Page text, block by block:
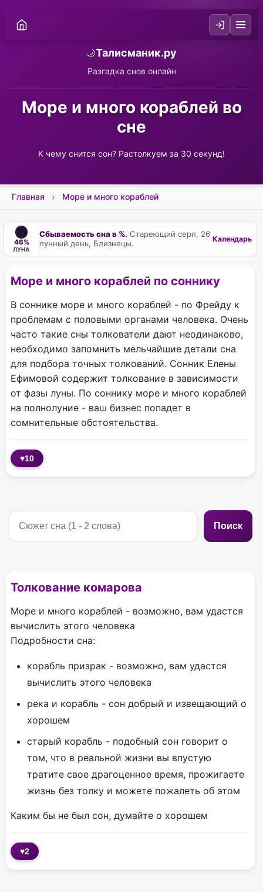
🌙Талисманик.ру
Разгадка снов онлайн
Море и много кораблей во
сне
К чему снится сон? Растолкуем за 30 секунд!
Главная Море и много кораблей
46%
ЛУНА
Сбываемость сна в %. Стареющий серп, 26
лунный день, Близнецы.
Календарь
Море и много кораблей по соннику
В соннике море и много кораблей - по Фрейду к
проблемам с половыми органами человека. Очень
часто такие сны толкователи дают неодинаково,
необходимо запомнить мельчайшие детали сна
для подбора точных толкований. Сонник Елены
Ефимовой содержит толкование в зависимости
от фазы луны. По соннику море и много кораблей
на полнолуние - ваш бизнес попадет в
сомнительные обстоятельства.
♥10
Поиск
Толкование комарова
Море и много кораблей - возможно, вам удастся
вычислить этого человека
Подробности сна:
корабль призрак - возможно, вам удастся
вычислить этого человека
река и корабль - сон добрый и извещающий о
хорошем
старый корабль - подобный сон говорит о
том, что в реальной жизни вы впустую
тратите свое драгоценное время, прожигаете
жизнь без толку и можете пожалеть об этом
Каким бы не был сон, думайте о хорошем
♥2